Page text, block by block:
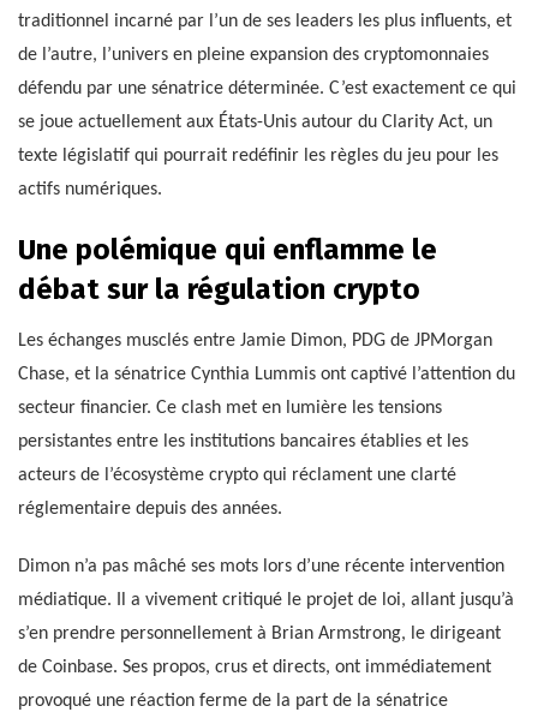
traditionnel incarné par l’un de ses leaders les plus influents, et
de l’autre, l’univers en pleine expansion des cryptomonnaies
défendu par une sénatrice déterminée. C’est exactement ce qui
se joue actuellement aux États-Unis autour du Clarity Act, un
texte législatif qui pourrait redéfinir les règles du jeu pour les
actifs numériques.
Une polémique qui enflamme le
débat sur la régulation crypto
Les échanges musclés entre Jamie Dimon, PDG de JPMorgan
Chase, et la sénatrice Cynthia Lummis ont captivé l’attention du
secteur financier. Ce clash met en lumière les tensions
persistantes entre les institutions bancaires établies et les
acteurs de l’écosystème crypto qui réclament une clarté
réglementaire depuis des années.
Dimon n’a pas mâché ses mots lors d’une récente intervention
médiatique. Il a vivement critiqué le projet de loi, allant jusqu’à
s’en prendre personnellement à Brian Armstrong, le dirigeant
de Coinbase. Ses propos, crus et directs, ont immédiatement
provoqué une réaction ferme de la part de la sénatrice